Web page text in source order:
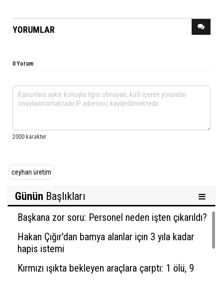
YORUMLAR
0 Yorum
ceyhan üretim
Günün Başlıkları
Başkana zor soru: Personel neden işten çıkarıldı?
Hakan Çığır'dan bamya alanlar için 3 yıla kadar
hapis istemi
Kırmızı ışıkta bekleyen araçlara çarptı: 1 ölü, 9